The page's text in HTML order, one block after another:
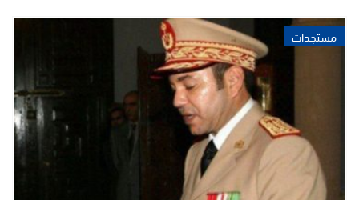
مستجدات